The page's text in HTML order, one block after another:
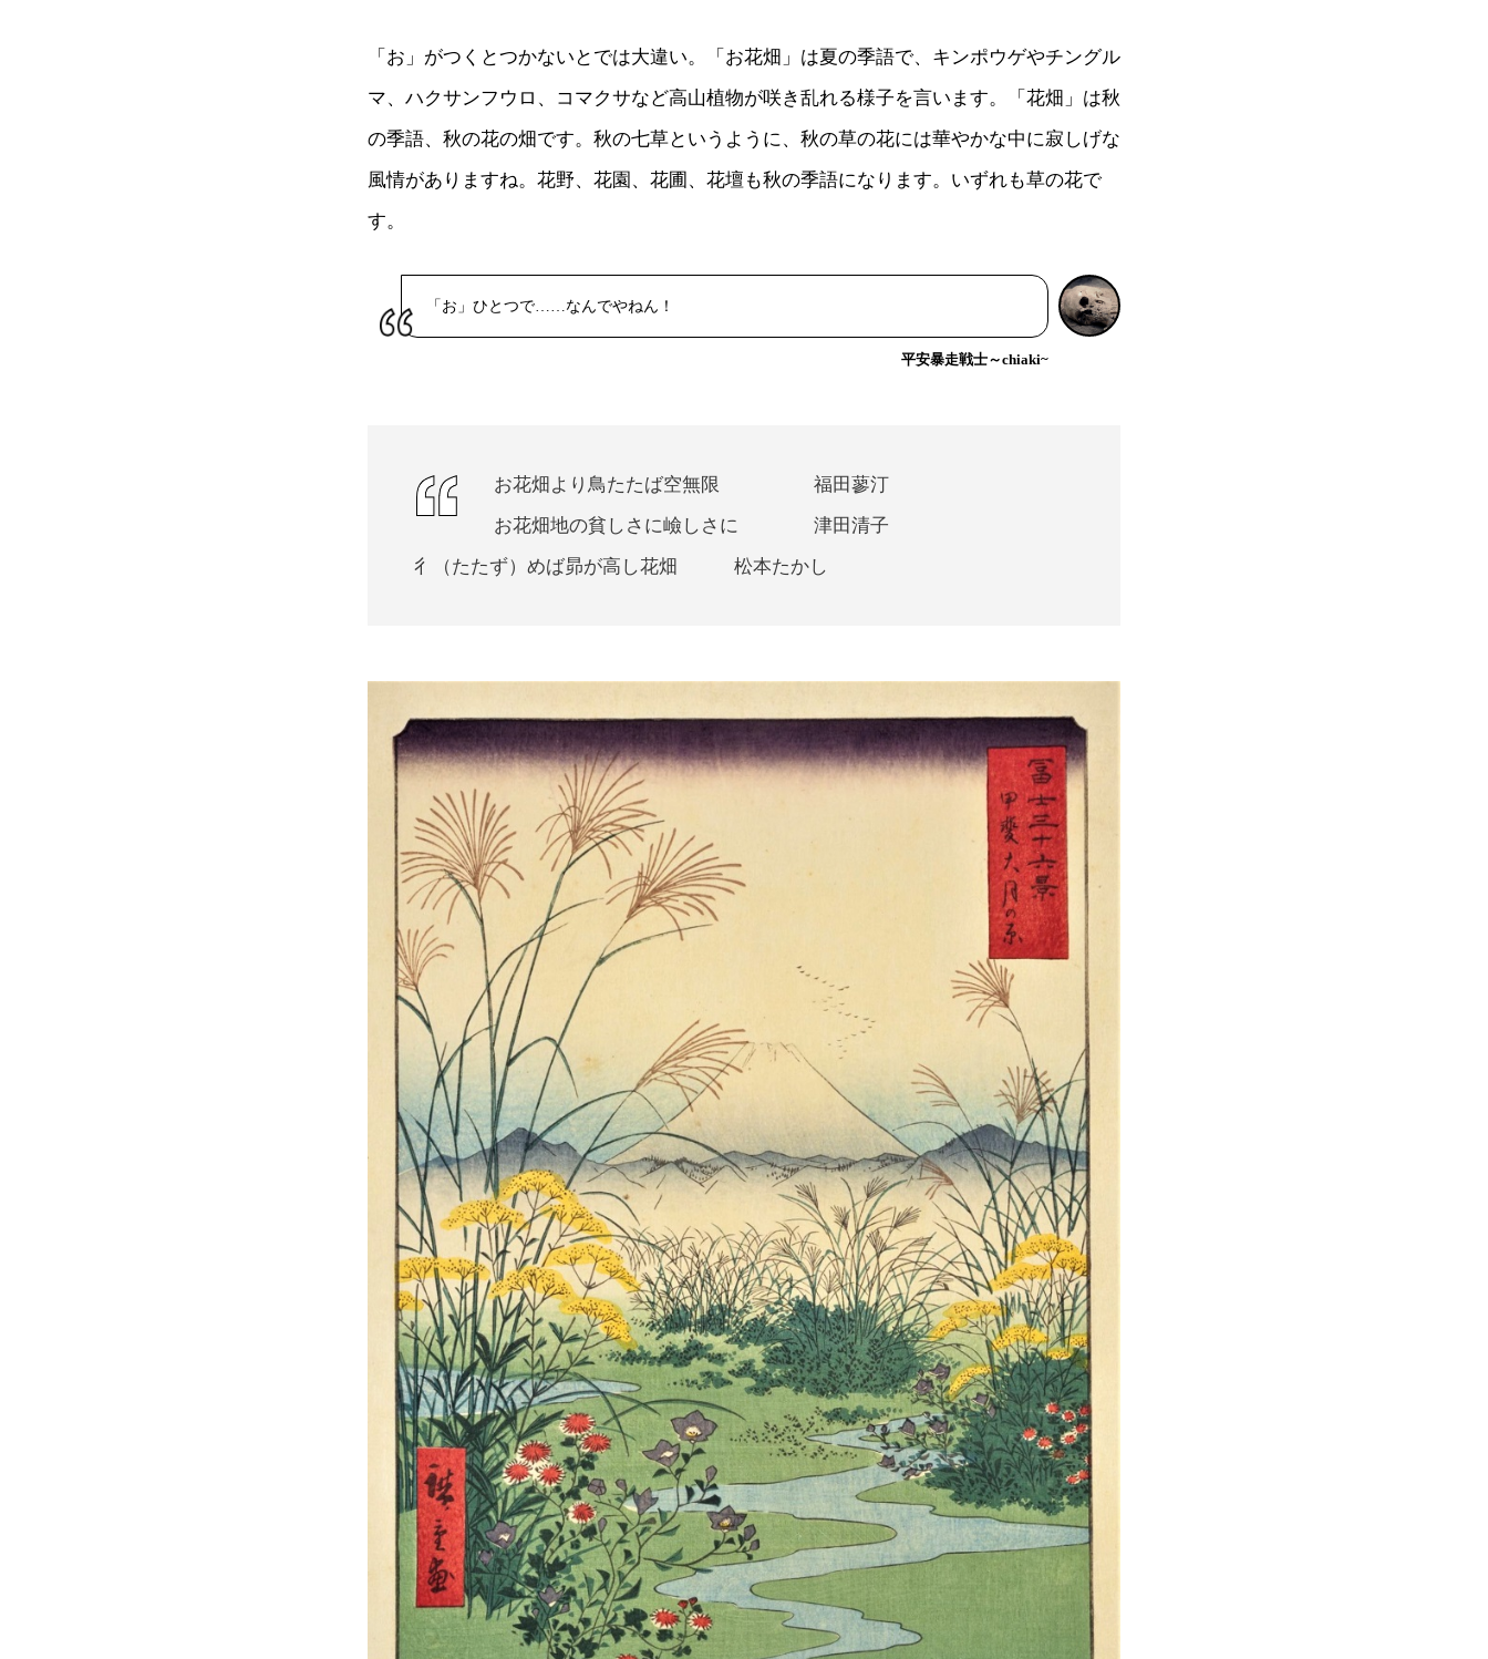
「お」がつくとつかないとでは大違い。「お花畑」は夏の季語で、キンポウゲやチングル
マ、ハクサンフウロ、コマクサなど高山植物が咲き乱れる様子を言います。「花畑」は秋
の季語、秋の花の畑です。秋の七草というように、秋の草の花には華やかな中に寂しげな
風情がありますね。花野、花園、花圃、花壇も秋の季語になります。いずれも草の花で
す。
「お」ひとつで……なんでやねん！
平安暴走戦士～chiaki~
お花畑より鳥たたば空無限 福田蓼汀
お花畑地の貧しさに嶮しさに 津田清子
彳（たたず）めば昴が高し花畑 松本たかし